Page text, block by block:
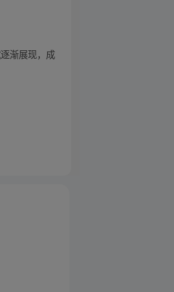
渐展现，成